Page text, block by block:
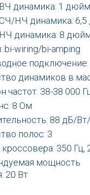
динамика: 1 дюйм
НЧ динамика:
динамика: 8
wiring/bi-amping
динамиков в
частот: 38-38 000
8 Ом
88 дБ/
полос: 3
350 Гц,
мощность
20 Вт